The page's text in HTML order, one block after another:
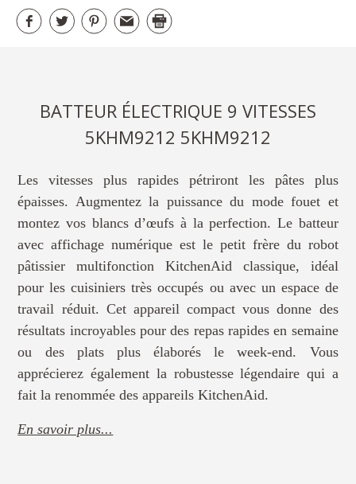
BATTEUR ÉLECTRIQUE 9 VITESSES
5KHM9212 5KHM9212
Les vitesses plus rapides pétriront les pâtes plus
épaisses. Augmentez la puissance du mode fouet et
montez vos blancs d’œufs à la perfection. Le batteur
avec affichage numérique est le petit frère du robot
pâtissier multifonction KitchenAid classique, idéal
pour les cuisiniers très occupés ou avec un espace de
travail réduit. Cet appareil compact vous donne des
résultats incroyables pour des repas rapides en semaine
ou des plats plus élaborés le week-end. Vous
apprécierez également la robustesse légendaire qui a
fait la renommée des appareils KitchenAid.
En savoir plus...